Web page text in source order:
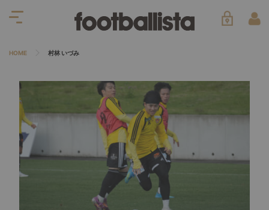
HOME 村林 いづみ